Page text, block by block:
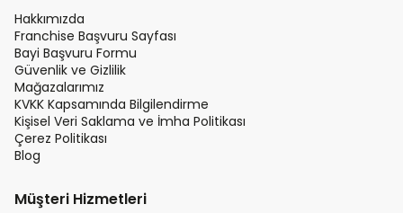
Hakkımızda
Franchise Başvuru Sayfası
Bayi Başvuru Formu
Güvenlik ve Gizlilik
Mağazalarımız
KVKK Kapsamında Bilgilendirme
Kişisel Veri Saklama ve İmha Politikası
Çerez Politikası
Blog
Müşteri Hizmetleri